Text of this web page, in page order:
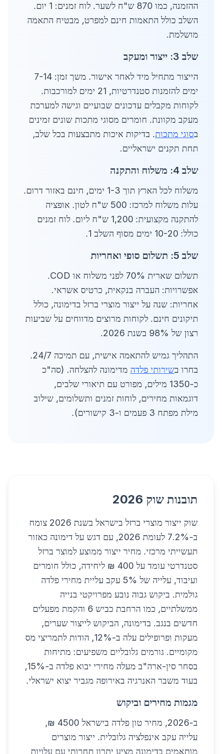
ההזמנה, כמו 870 ש"ח לשער. לוח זמנים: 1 יום.
השלב כולל התאמות חינם למפרט, מבטיח התאמה
מושלמת.
שלב 3: ייצור ומעקב
הייצור מתחיל מיד לאחר אישור. משך זמן: 7-14
ימים להזמנות סטנדרטיות, 21 ימים למורכבות.
לקוחות מקבלים עדכונים שבועיים וגישה למערכת
מעקב מקוונת. חומרים מסוגי מתכות שונים זמינים
בסוגי מתכות. בדיקות איכות מתבצעות בכל שלב,
תחת תקנים ישראליים.
שלב 4: משלוח והתקנה
משלוח לכל הארץ תוך 1-3 ימים, חינם באזור דרום.
עלות משלוח למרכז: 500 ש"ח לטון. אופציה
להתקנה מקצועית: 1,200 ש"ח ליום. לוח זמנים
כולל: 10-20 ימים מסוף השלב 1.
שלב 5: תשלום סופי ואחריות
תשלום שארית 70% לפני משלוח או COD.
אפשרויות: העברה בנקאית, כרטיס אשראי.
אחריות: שנה על ייצור מוצרי ברזל בדימונה, כולל
תיקונים חינם. לקוחות מרוצים מדווחים על שביעות
רצון של 98% בשנת 2026.
התהליך גמיש להתאמה אישית, עם תמיכה 24/7.
בחרו בשירותי פלדה מדימונה להצלחה. (סה"כ
כ-1350 מילים, מפורט עם תיאורי שלבים,
דוגמאות מחירים, לוחות זמנים ותשלומים, שילוב
מילת מפתח 3 פעמים ו-3 קישורים).
תובנות שוק 2026
שוק ייצור מוצרי ברזל בישראל בשנת 2026 צומח
ב-7.2% לעומת 2026, עם דגש על דימונה כאזור
תעשייתי מרכזי. מחיר ייצור ממוצע למוצר ברזל
סטנדרטי עומד על 400 ₪ ליחידה, כולל חומרים
ועיבוד, עלייה של 5% עקב עליית מחירי פלדה
גולמית. ביקוש גבוה נובע מפרויקטי בנייה
ממשלתיים, כמו הרחבת כביש 6 והקמת מפעלים
חדשים בנגב. בדימונה, הביקוש לייצור שערים,
מעקות ופרופילים עלה ב-12%, הודות לתמריצי מס
מקומיים. גורמים גלובליים משפיעים: מתיחות
בסחר סין-ארה"ב מעלה מחירי יבוא פלדה ב-15%,
בעוד משבר האנרגיה באירופה מגביר יצוא ישראלי.
מגמות מחירים וביקוש
ב-2026, מחיר טון פלדה בישראל 4500 ₪,
עלייה עקב אינפלציה גלובלית. ייצור מוצרים
מותאמים בדימונה מציע יתרון תחרותי עם עלויות